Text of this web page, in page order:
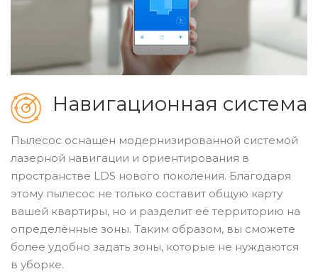
Навигационная система
Пылесос оснащен модернизированной системой
лазерной навигации и ориентирования в
пространстве LDS нового поколения. Благодаря
этому пылесос не только составит общую карту
вашей квартиры, но и разделит её территорию на
определённые зоны. Таким образом, вы сможете
более удобно задать зоны, которые не нуждаются
в уборке.